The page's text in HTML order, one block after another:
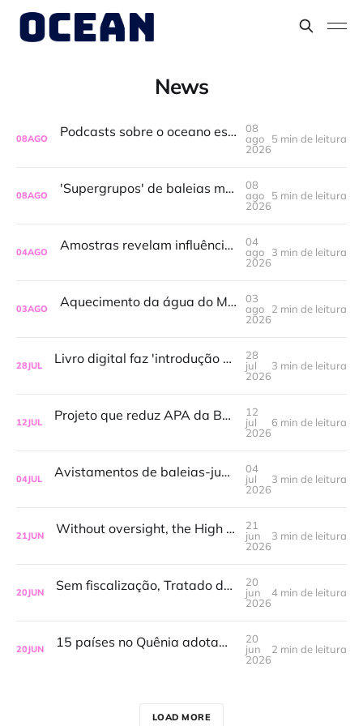
News
08AGO Podcasts sobre o oceano estão em ascensão
08
ago
2026
5 min de leitura
08AGO 'Supergrupos' de baleias mostram recuperação populacional após a era da caça; no entanto, a guerra no Irã representa um risco para elas
08
ago
2026
5 min de leitura
04AGO Amostras revelam influência marinha em áreas pouco estudadas da Foz do Amazonas
04
ago
2026
3 min de leitura
03AGO Aquecimento da água do Mediterrâneo amplia presença de espécies invasoras
03
ago
2026
2 min de leitura
28JUL Livro digital faz 'introdução às políticas públicas para o oceano no Brasil'
28
jul
2026
3 min de leitura
12JUL Projeto que reduz APA da Baleia Franca ganha tramitação mais rápida na Câmara
12
jul
2026
6 min de leitura
04JUL Avistamentos de baleias-jubarte aumentam no Rio de Janeiro e impulsionam a demanda por passeios de observação
04
jul
2026
3 min de leitura
21JUN Without oversight, the High Seas Treaty is 'just a piece of paper', says Paul Watson
21
jun
2026
3 min de leitura
20JUN Sem fiscalização, Tratado do Alto-Mar é 'apenas um pedaço de papel', diz Paul Watson
20
jun
2026
4 min de leitura
20JUN 15 países no Quênia adotam a Declaração de Mombasa para combater a pesca ilegal
20
jun
2026
2 min de leitura
LOAD MORE